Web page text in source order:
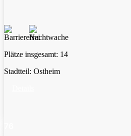
Plätze insgesamt: 14
Stadtteil: Ostheim